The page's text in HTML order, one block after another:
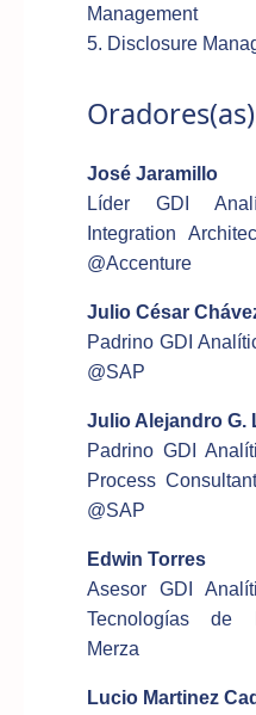
Management
5. Disclosure
José Jaramillo
Líder GDI
Integration
@Accenture
Julio César
Padrino GDI
@SAP
Julio Alejandro G.
Padrino GDI
Process
@SAP
Edwin Torres
Asesor GDI
Tecnologías de
Merza
Lucio Martinez